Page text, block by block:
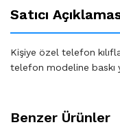
Satıcı
Kişiye özel telefon
telefon modeline baskı
Benzer Ürünler